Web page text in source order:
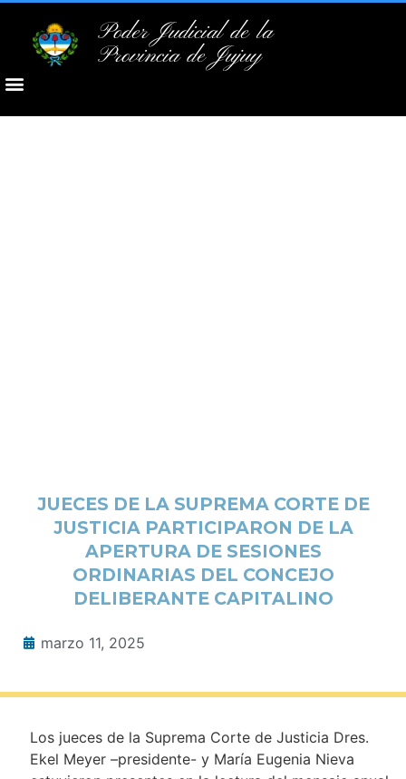
Poder Judicial de la
Provincia de Jujuy
JUECES DE LA SUPREMA CORTE DE
JUSTICIA PARTICIPARON DE LA
APERTURA DE SESIONES
ORDINARIAS DEL CONCEJO
DELIBERANTE CAPITALINO
marzo 11, 2025
Los jueces de la Suprema Corte de Justicia Dres.
Ekel Meyer –presidente- y María Eugenia Nieva